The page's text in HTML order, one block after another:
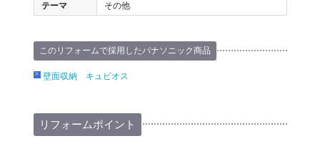
テーマ
その他
このリフォームで採用したパナソニック商品
壁面収納 キュビオス
リフォームポイント